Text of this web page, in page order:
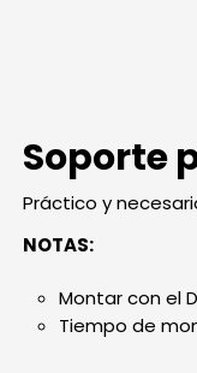
Soporte
Práctico y
NOTAS:
Montar con el
Tiempo de